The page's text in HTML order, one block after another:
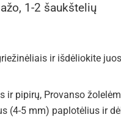
1-2 šaukštelių
ir išdėliokite
ir pipirų, Provanso
(4-5 mm) paplotėlius ir